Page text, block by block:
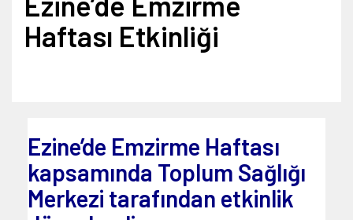
Haftası Etkinliği
Ezine’de Emzirme Haftası
kapsamında Toplum Sağlığı
Merkezi tarafından etkinlik